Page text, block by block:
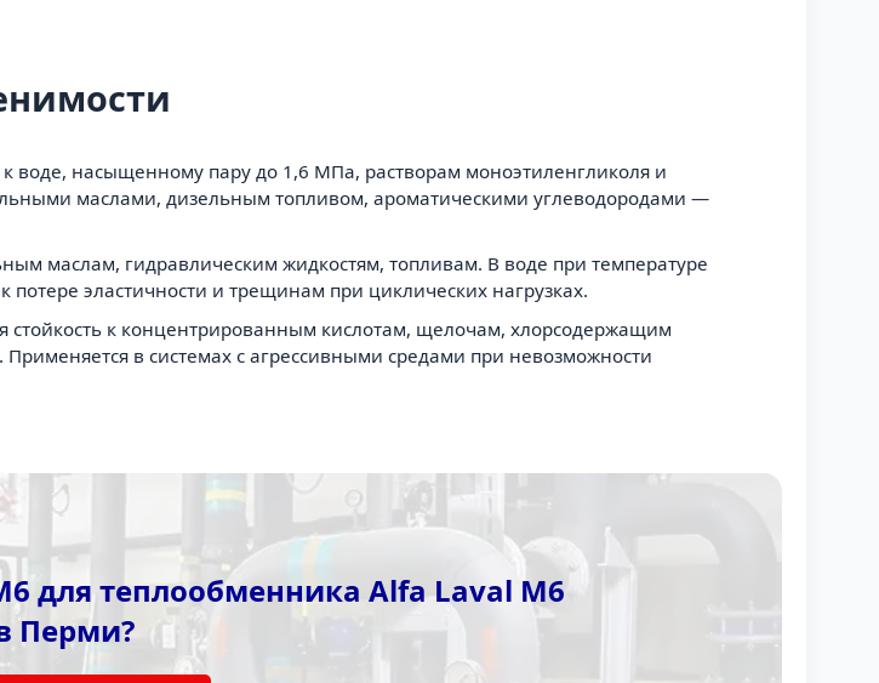
к воде, насыщенному пару до 1,6 МПа, растворам моноэтиленгликоля и
маслами, дизельным топливом, ароматическими углеводородами —
маслам, гидравлическим жидкостям, топливам. В воде при температуре
потере эластичности и трещинам при циклических нагрузках.
стойкость к концентрированным кислотам, щелочам, хлорсодержащим
в системах с агрессивными средами при невозможности
для теплообменника Alfa Laval M6
Перми?